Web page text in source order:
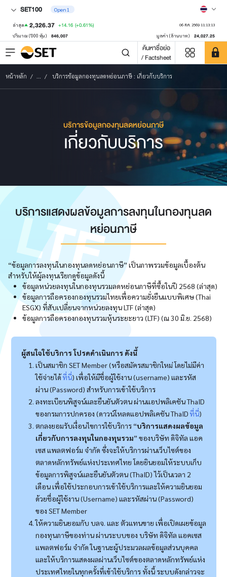
SET100 Open1
ล่าสุด 2,326.37 +14.16 (+0.61%) 06 ส.ค. 2569 11:13:13
ปริมาณ ('000 หุ้น) 846,007 มูลค่า (ล้านบาท) 24,027.25
ค้นหาชื่อย่อ
/ Factsheet
หน้าหลัก ... บริการข้อมูลกองทุนลดหย่อนภาษี : เกี่ยวกับบริการ
บริการข้อมูลกองทุนลดหย่อนภาษี
เกี่ยวกับบริการ
บริการแสดงผลข้อมูลการลงทุนในกองทุนลด
หย่อนภาษี
“ข้อมูลการลงทุนในกองทุนลดหย่อนภาษี” เป็นภาพรวมข้อมูลเบื้องต้น
สำหรับให้ผู้ลงทุนเรียกดูข้อมูลดังนี้
ข้อมูลหน่วยลงทุนในกองทุนรวมลดหย่อนภาษีที่ซื้อในปี 2568 (ล่าสุด)
ข้อมูลการถือครองกองทุนรวมไทยเพื่อความยั่งยืนแบบพิเศษ (Thai
ESGX) ที่สับเปลี่ยนจากหน่วยลงทุน LTF (ล่าสุด)
ข้อมูลการถือครองกองทุนรวมหุ้นระยะยาว (LTF) (ณ 30 มิ.ย. 2568)
ผู้สนใจใช้บริการ โปรดดำเนินการ ดังนี้
เป็นสมาชิก SET Member (หรือสมัครสมาชิกใหม่ โดยไม่มีค่า
ใช้จ่ายได้ที่นี่) เพื่อให้มีชื่อผู้ใช้งาน (username) และรหัส
ผ่าน (Password) สำหรับการเข้าใช้บริการ
ลงทะเบียนพิสูจน์และยืนยันตัวตน ผ่านแอปพลิเคชัน ThaID
ของกรมการปกครอง (ดาวน์โหลดแอปพลิเคชัน ThaID ที่นี่)
ตกลงยอมรับเงื่อนไขการใช้บริการ “บริการแสดงผลข้อมูล
เกี่ยวกับการลงทุนในกองทุนรวม” ของบริษัท ดิจิทัล แอค
เซส แพลตฟอร์ม จำกัด ซึ่งจะให้บริการผ่านเว็บไซต์ของ
ตลาดหลักทรัพย์แห่งประเทศไทย โดยยินยอมให้ระบบเก็บ
ข้อมูลการพิสูจน์และยืนยันตัวตน (ThaID) ไว้เป็นเวลา 2
เดือน เพื่อใช้ประกอบการเข้าใช้บริการและให้ความยินยอม
ด้วยชื่อผู้ใช้งาน (Username) และรหัสผ่าน (Password)
ของ SET Member
ให้ความยินยอมกับ บลจ. และ ตัวแทนขาย เพื่อเปิดเผยข้อมูล
กองทุนภาษีของท่าน ผ่านระบบของ บริษัท ดิจิทัล แอคเซส
แพลตฟอร์ม จำกัด ในฐานะผู้ประมวลผลข้อมูลส่วนบุคคล
และให้บริการแสดงผลผ่านเว็บไซต์ของตลาดหลักทรัพย์แห่ง
ประเทศไทยในทุกครั้งที่เข้าใช้บริการ ทั้งนี้ ระบบดังกล่าวจะ